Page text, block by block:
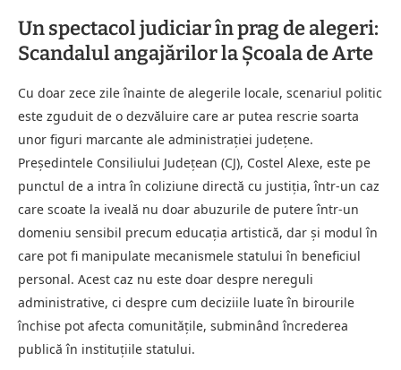
Un spectacol judiciar în prag de alegeri:
Scandalul angajărilor la Școala de Arte
Cu doar zece zile înainte de alegerile locale, scenariul politic
este zguduit de o dezvăluire care ar putea rescrie soarta
unor figuri marcante ale administrației județene.
Președintele Consiliului Județean (CJ), Costel Alexe, este pe
punctul de a intra în coliziune directă cu justiția, într-un caz
care scoate la iveală nu doar abuzurile de putere într-un
domeniu sensibil precum educația artistică, dar și modul în
care pot fi manipulate mecanismele statului în beneficiul
personal. Acest caz nu este doar despre nereguli
administrative, ci despre cum deciziile luate în birourile
închise pot afecta comunitățile, subminând încrederea
publică în instituțiile statului.